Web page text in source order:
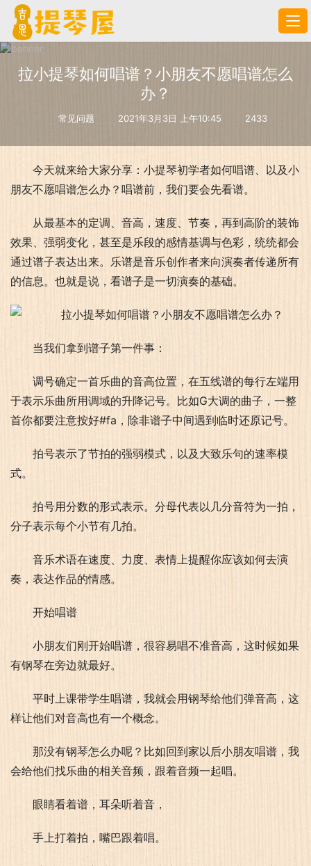
拉小提琴如何唱谱？小朋友不愿唱谱怎么
办？
常见问题 2021年3月3日 上午10:45 2433
今天就来给大家分享：小提琴初学者如何唱谱、以及小
朋友不愿唱谱怎么办？唱谱前，我们要会先看谱。
从最基本的定调、音高，速度、节奏，再到高阶的装饰
效果、强弱变化，甚至是乐段的感情基调与色彩，统统都会
通过谱子表达出来。乐谱是音乐创作者来向演奏者传递所有
的信息。也就是说，看谱子是一切演奏的基础。
当我们拿到谱子第一件事：
调号确定一首乐曲的音高位置，在五线谱的每行左端用
于表示乐曲所用调域的升降记号。比如G大调的曲子，一整
首你都要注意按好#fa，除非谱子中间遇到临时还原记号。
拍号表示了节拍的强弱模式，以及大致乐句的速率模
式。
拍号用分数的形式表示。分母代表以几分音符为一拍，
分子表示每个小节有几拍。
音乐术语在速度、力度、表情上提醒你应该如何去演
奏，表达作品的情感。
开始唱谱
小朋友们刚开始唱谱，很容易唱不准音高，这时候如果
有钢琴在旁边就最好。
平时上课带学生唱谱，我就会用钢琴给他们弹音高，这
样让他们对音高也有一个概念。
那没有钢琴怎么办呢？比如回到家以后小朋友唱谱，我
会给他们找乐曲的相关音频，跟着音频一起唱。
眼睛看着谱，耳朵听着音，
手上打着拍，嘴巴跟着唱。